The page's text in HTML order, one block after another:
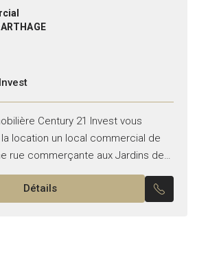
Century 21 Invest vous
location un local commercial de
rue commerçante aux Jardins de
: 48 m² TT commerce Façade
Détails